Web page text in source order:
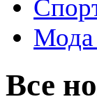
Мода
Все